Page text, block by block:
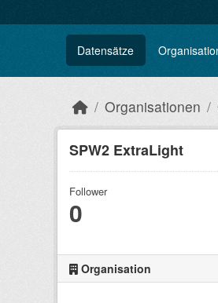
Datensätze
Organisationen
SPW2 ExtraLight
Follower
0
Organisation